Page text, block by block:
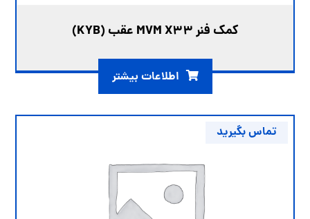
کمک فنر MVM X33 عقب (KYB)
اطلاعات بیشتر
تماس بگیرید